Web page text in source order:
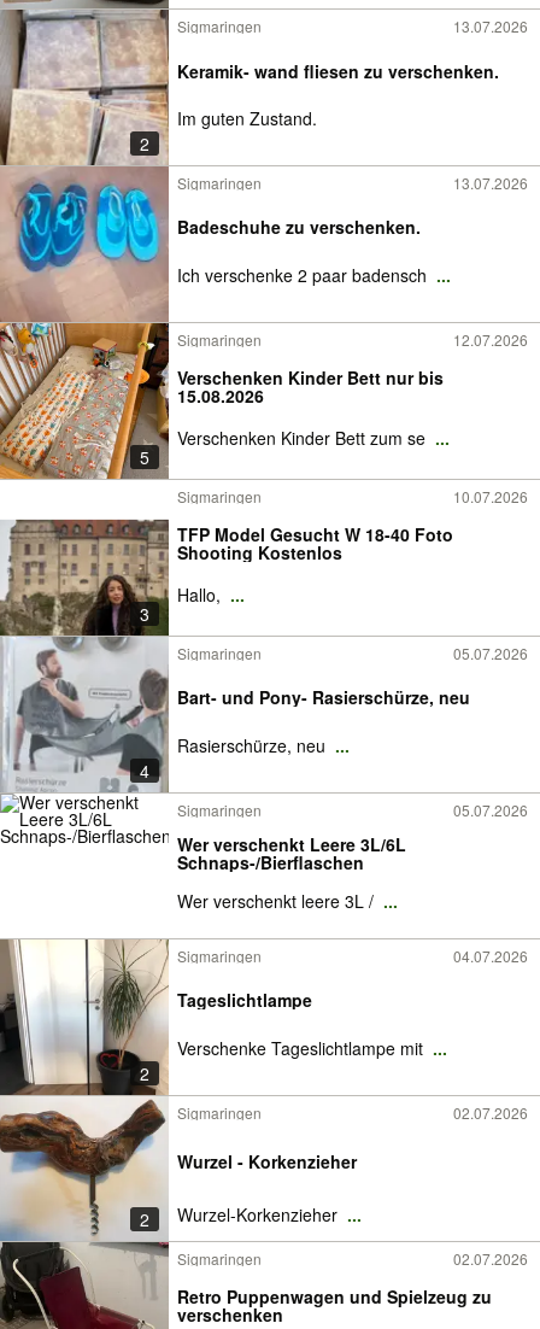
2
Sigmaringen 13.07.2026
Keramik- wand fliesen zu verschenken.
Im guten Zustand.
Sigmaringen 13.07.2026
Badeschuhe zu verschenken.
Ich verschenke 2 paar badensch ...
5
Sigmaringen 12.07.2026
Verschenken Kinder Bett nur bis
15.08.2026
Verschenken Kinder Bett zum se ...
3
Sigmaringen 10.07.2026
TFP Model Gesucht W 18-40 Foto
Shooting Kostenlos
Hallo, ...
4
Sigmaringen 05.07.2026
Bart- und Pony- Rasierschürze, neu
Rasierschürze, neu ...
Sigmaringen 05.07.2026
Wer verschenkt Leere 3L/6L
Schnaps-/Bierflaschen
Wer verschenkt leere 3L / ...
2
Sigmaringen 04.07.2026
Tageslichtlampe
Verschenke Tageslichtlampe mit ...
2
Sigmaringen 02.07.2026
Wurzel - Korkenzieher
Wurzel-Korkenzieher ...
Sigmaringen 02.07.2026
Retro Puppenwagen und Spielzeug zu
verschenken